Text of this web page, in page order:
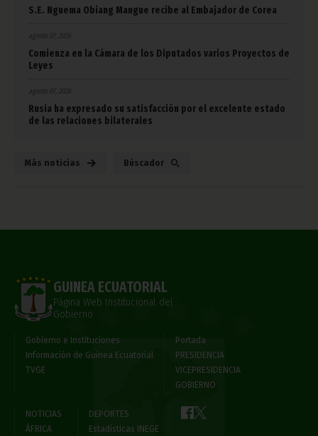
S.E. Nguema Obiang Mangue recibe al Embajador de Corea
agosto 07, 2026
Comienza en la Cámara de los Diputados varios Proyectos de
Leyes
agosto 07, 2026
Rusia ha expresado su satisfacción por el excelente estado
de las relaciones bilaterales
Más noticias Búscador
GUINEA ECUATORIAL
Página Web Institucional del
Gobierno
Gobierno e Instituciones
Información de Guinea Ecuatorial
TVGE
Portada
PRESIDENCIA
VICEPRESIDENCIA
GOBIERNO
NOTICIAS
ÁFRICA
DEPORTES
Estadísticas INEGE